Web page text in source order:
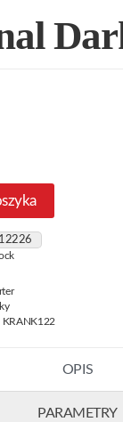
KRANK122
OPIS
PARAMETRY